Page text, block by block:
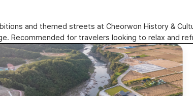
and themed streets at Cheorwon History &
Recommended for travelers looking to relax and